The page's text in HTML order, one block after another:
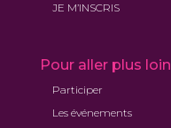
JE M’INSCRIS
Pour aller plus loin
Participer
Les événements